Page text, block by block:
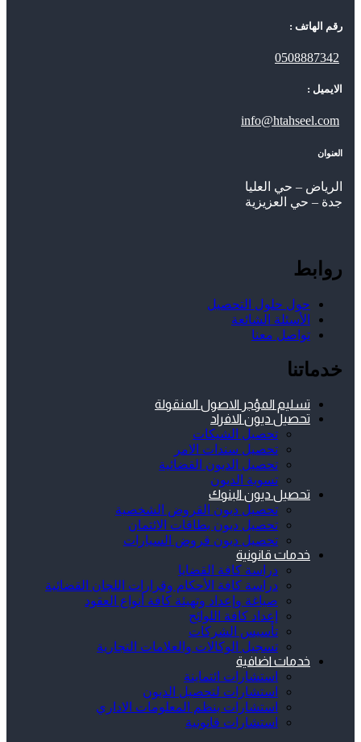
رقم الهاتف :
0508887342
الايميل :
info@htahseel.com
العنوان
الرياض – حي العليا
جدة – حي العزيزية
روابط
حول حلول التحصيل
الأسئلة الشائعة
تواصل معنا
خدماتنا
تسليم المؤجر الاصول المنقولة
تحصيل ديون الافراد
تحصيل الشيكات
تحصيل سندات الامر
تحصيل الديون القضائية
تسوية الديون
تحصيل ديون البنوك
تحصيل ديون القروض الشخصية
تحصيل ديون بطاقات الائتمان
تحصيل ديون قروض السيارات
خدمات قانونية
دراسة كافة القضايا
دراسة كافة الأحكام وقرارات اللجان القضائية
صياغة وإعداد وتهيئة كافة أنواع العقود
إعداد كافة اللوائح
تأسيس الشركات
تسجيل الوكالات والعلامات التجارية
خدمات اضافية
استشارات ائتماينة
استشارات لتحصيل الديون
استشارات بنظم المعلومات الاداري
استشارات قانونية